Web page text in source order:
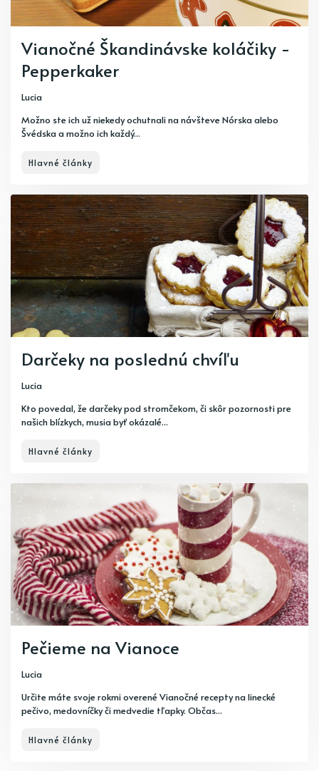
Vianočné Škandinávske koláčiky -
Pepperkaker
Lucia
Možno ste ich už niekedy ochutnali na návšteve Nórska alebo
Švédska a možno ich každý...
Hlavné články
Darčeky na poslednú chvíľu
Lucia
Kto povedal, že darčeky pod stromčekom, či skôr pozornosti pre
našich blízkych, musia byť okázalé...
Hlavné články
Pečieme na Vianoce
Lucia
Určite máte svoje rokmi overené Vianočné recepty na linecké
pečivo, medovníčky či medvedie tľapky. Občas...
Hlavné články